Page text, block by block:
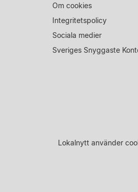
Om cookies
Integritetspolicy
Sociala medier
Sveriges Snyggaste
Lokalnytt använder